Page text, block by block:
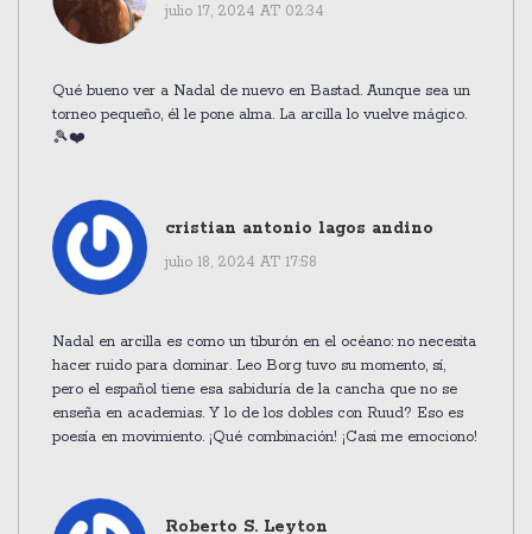
julio 17, 2024 AT 02:34
Qué bueno ver a Nadal de nuevo en Bastad. Aunque sea un
torneo pequeño, él le pone alma. La arcilla lo vuelve mágico.
🎾❤️
cristian antonio lagos andino
julio 18, 2024 AT 17:58
Nadal en arcilla es como un tiburón en el océano: no necesita
hacer ruido para dominar. Leo Borg tuvo su momento, sí,
pero el español tiene esa sabiduría de la cancha que no se
enseña en academias. Y lo de los dobles con Ruud? Eso es
poesía en movimiento. ¡Qué combinación! ¡Casi me emociono!
Roberto S. Leyton